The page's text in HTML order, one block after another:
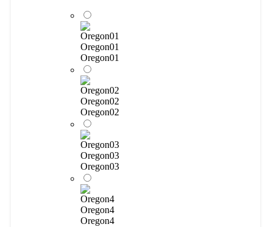
Oregon01
Oregon01
Oregon02
Oregon02
Oregon03
Oregon03
Oregon4
Oregon4